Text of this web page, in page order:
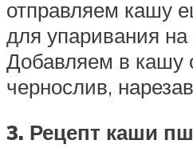
отправляем кашу
для упаривания
Добавляем в кашу
чернослив,
3. Рецепт каши